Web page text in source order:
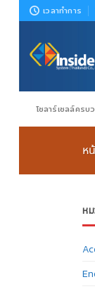
Skip
to
เวลาทำการ
โซลาร์เซลล์ครบ
ห
ห